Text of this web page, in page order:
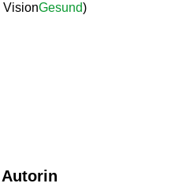
VisionGesund)